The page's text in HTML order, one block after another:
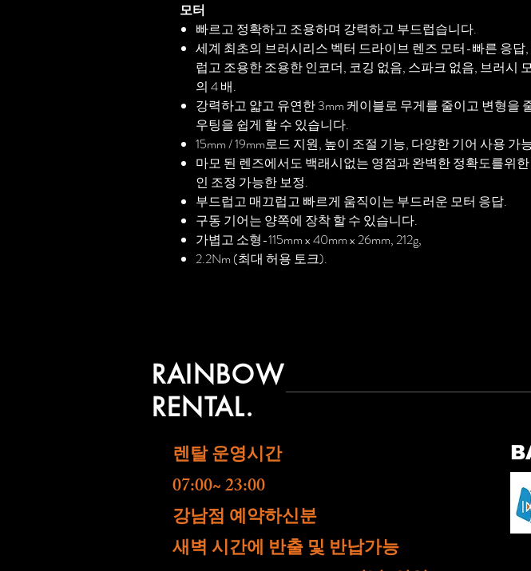
모터
빠르고 정확하고 조용하며 강력하고 부드럽습니다.
세계 최초의 브러시리스 벡터 드라이브 렌즈 모터-빠른 응답,
럽고 조용한 조용한 인코더, 코깅 없음, 스파크 없음, 브러시
의 4 배.
강력하고 얇고 유연한 3mm 케이블로 무게를 줄이고 변형을
우팅을 쉽게 할 수 있습니다.
15mm / 19mm로드 지원, 높이 조절 기능, 다양한 기어 사용 가
마모 된 렌즈에서도 백래시없는 영점과 완벽한 정확도를위
인 조정 가능한 보정.
부드럽고 매끄럽고 빠르게 움직이는 부드러운 모터 응답.
구동 기어는 양쪽에 장착 할 수 있습니다.
가볍고 소형-115mm x 40mm x 26mm, 212g,
2.2Nm (최대 허용 토크).
RAINBOW
RENTAL.
렌탈 운영시간
07:00~ 23:00
​강남점 예약하신분
새벽 시간에 반출 및 반납가능